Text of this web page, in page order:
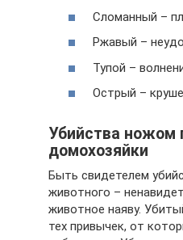
Сломанный –
Ржавый –
Тупой –
Острый –
Убийства ножом
домохозяйки
Быть свидетелем
животного –
животное наяву.
тех привычек, от